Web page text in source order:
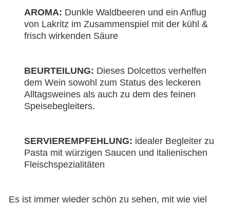
AROMA: Dunkle Waldbeeren und ein Anflug
von Lakritz im Zusammenspiel mit der kühl &
frisch wirkenden Säure
BEURTEILUNG: Dieses Dolcettos verhelfen
dem Wein sowohl zum Status des leckeren
Alltagsweines als auch zu dem des feinen
Speisebegleiters.
SERVIEREMPFEHLUNG: idealer Begleiter zu
Pasta mit würzigen Saucen und italienischen
Fleischspezialitäten
Es ist immer wieder schön zu sehen, mit wie viel